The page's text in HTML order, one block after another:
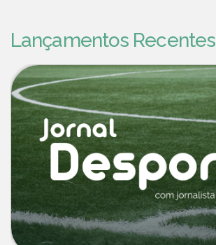
Lançamentos Recentes